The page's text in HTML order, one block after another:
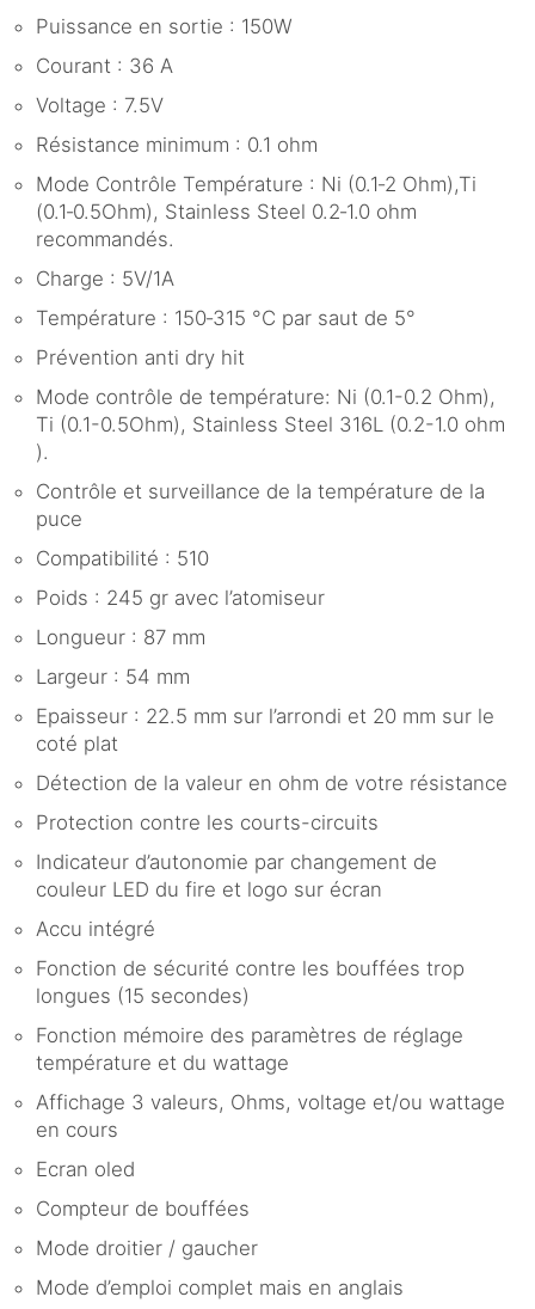
Puissance en sortie : 150W
Courant : 36 A
Voltage : 7.5V
Résistance minimum : 0.1 ohm
Mode Contrôle Température : Ni (0.1‐2 Ohm),Ti
(0.1‐0.5Ohm), Stainless Steel 0.2‐1.0 ohm
recommandés.
Charge : 5V/1A
Température : 150‐315 °C par saut de 5°
Prévention anti dry hit
Mode contrôle de température: Ni (0.1-0.2 Ohm),
Ti (0.1-0.5Ohm), Stainless Steel 316L (0.2-1.0 ohm
).
Contrôle et surveillance de la température de la
puce
Compatibilité : 510
Poids : 245 gr avec l’atomiseur
Longueur : 87 mm
Largeur : 54 mm
Epaisseur : 22.5 mm sur l’arrondi et 20 mm sur le
coté plat
Détection de la valeur en ohm de votre résistance
Protection contre les courts-circuits
Indicateur d’autonomie par changement de
couleur LED du fire et logo sur écran
Accu intégré
Fonction de sécurité contre les bouffées trop
longues (15 secondes)
Fonction mémoire des paramètres de réglage
température et du wattage
Affichage 3 valeurs, Ohms, voltage et/ou wattage
en cours
Ecran oled
Compteur de bouffées
Mode droitier / gaucher
Mode d’emploi complet mais en anglais